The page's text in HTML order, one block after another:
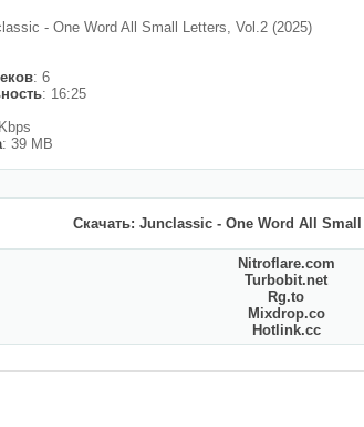
- One Word All Small Letters, Vol.2 (2025)
: 6
: 16:25
: 39 MB
Скачать: Junclassic - One Word All Small
Nitroflare.com
Turbobit.net
Rg.to
Mixdrop.co
Hotlink.cc